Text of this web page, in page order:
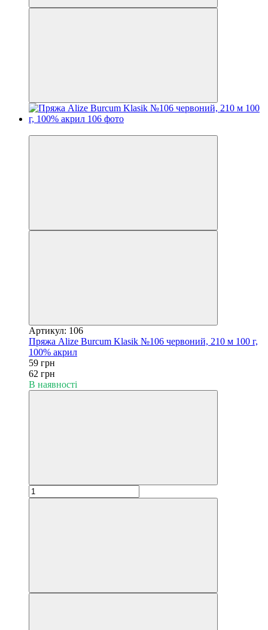
Артикул: 106
Пряжа Alize Burcum Klasik №106 червоний, 210 м 100 г,
100% акрил
59 грн
62 грн
В наявності